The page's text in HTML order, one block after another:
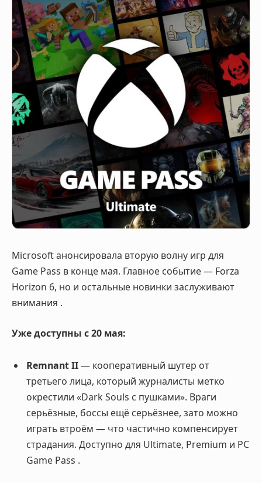
Microsoft анонсировала вторую волну игр для
Game Pass в конце мая. Главное событие — Forza
Horizon 6, но и остальные новинки заслуживают
внимания .
Уже доступны с 20 мая:
Remnant II— кооперативный шутер от
третьего лица, который журналисты метко
окрестили «Dark Souls с пушками». Враги
серьёзные, боссы ещё серьёзнее, зато можно
играть втроём — что частично компенсирует
страдания. Доступно для Ultimate, Premium и PC
Game Pass .